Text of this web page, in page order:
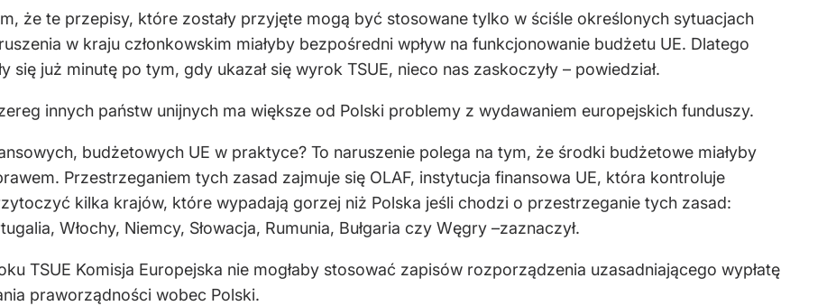
że te przepisy, które zostały przyjęte mogą być stosowane tylko w ściśle określonych sytuacjach
w kraju członkowskim miałyby bezpośredni wpływ na funkcjonowanie budżetu UE. Dlatego
się już minutę po tym, gdy ukazał się wyrok TSUE, nieco nas zaskoczyły – powiedział.
innych państw unijnych ma większe od Polski problemy z wydawaniem europejskich funduszy.
budżetowych UE w praktyce? To naruszenie polega na tym, że środki budżetowe miałyby
Przestrzeganiem tych zasad zajmuje się OLAF, instytucja finansowa UE, która kontroluje
kilka krajów, które wypadają gorzej niż Polska jeśli chodzi o przestrzeganie tych zasad:
Włochy, Niemcy, Słowacja, Rumunia, Bułgaria czy Węgry –zaznaczył.
TSUE Komisja Europejska nie mogłaby stosować zapisów rozporządzenia uzasadniającego wypłatę
praworządności wobec Polski.